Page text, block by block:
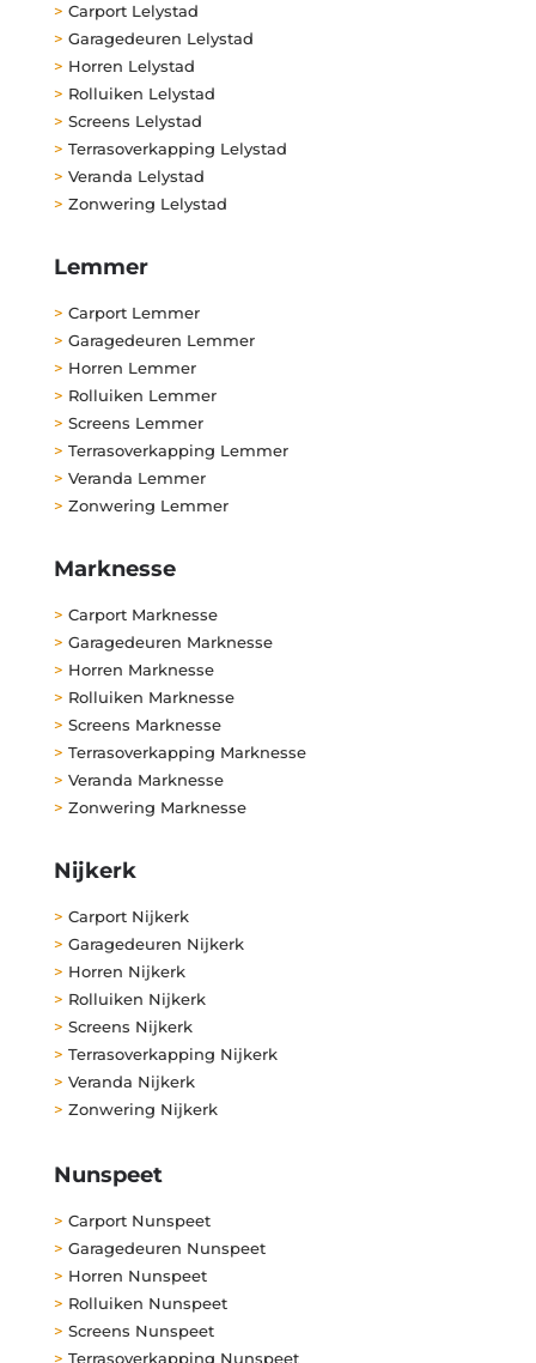
> Carport Lelystad
> Garagedeuren Lelystad
> Horren Lelystad
> Rolluiken Lelystad
> Screens Lelystad
> Terrasoverkapping Lelystad
> Veranda Lelystad
> Zonwering Lelystad
Lemmer
> Carport Lemmer
> Garagedeuren Lemmer
> Horren Lemmer
> Rolluiken Lemmer
> Screens Lemmer
> Terrasoverkapping Lemmer
> Veranda Lemmer
> Zonwering Lemmer
Marknesse
> Carport Marknesse
> Garagedeuren Marknesse
> Horren Marknesse
> Rolluiken Marknesse
> Screens Marknesse
> Terrasoverkapping Marknesse
> Veranda Marknesse
> Zonwering Marknesse
Nijkerk
> Carport Nijkerk
> Garagedeuren Nijkerk
> Horren Nijkerk
> Rolluiken Nijkerk
> Screens Nijkerk
> Terrasoverkapping Nijkerk
> Veranda Nijkerk
> Zonwering Nijkerk
Nunspeet
> Carport Nunspeet
> Garagedeuren Nunspeet
> Horren Nunspeet
> Rolluiken Nunspeet
> Screens Nunspeet
> Terrasoverkapping Nunspeet